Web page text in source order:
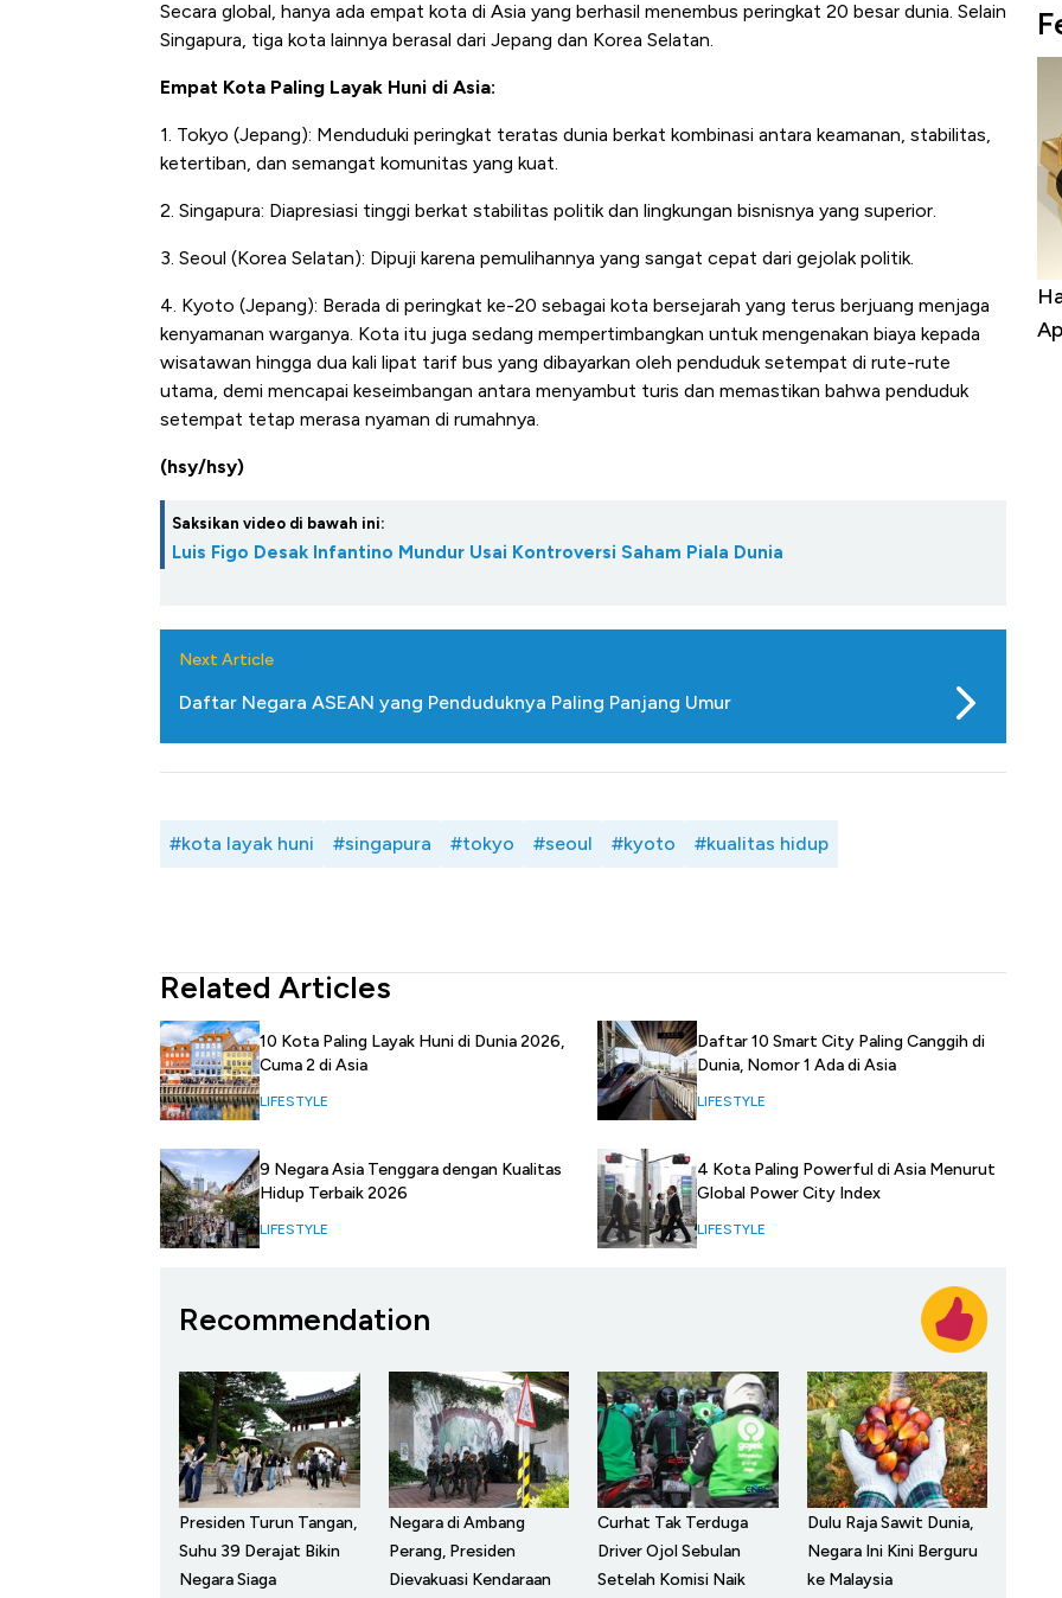
Secara global, hanya ada empat kota di Asia yang berhasil menembus peringkat 20 besar dunia. Selain
Singapura, tiga kota lainnya berasal dari Jepang dan Korea Selatan.
Empat Kota Paling Layak Huni di Asia:
1. Tokyo (Jepang): Menduduki peringkat teratas dunia berkat kombinasi antara keamanan, stabilitas,
ketertiban, dan semangat komunitas yang kuat.
2. Singapura: Diapresiasi tinggi berkat stabilitas politik dan lingkungan bisnisnya yang superior.
3. Seoul (Korea Selatan): Dipuji karena pemulihannya yang sangat cepat dari gejolak politik.
4. Kyoto (Jepang): Berada di peringkat ke-20 sebagai kota bersejarah yang terus berjuang menjaga
kenyamanan warganya. Kota itu juga sedang mempertimbangkan untuk mengenakan biaya kepada
wisatawan hingga dua kali lipat tarif bus yang dibayarkan oleh penduduk setempat di rute-rute
utama, demi mencapai keseimbangan antara menyambut turis dan memastikan bahwa penduduk
setempat tetap merasa nyaman di rumahnya.
(hsy/hsy)
Saksikan video di bawah ini:
Luis Figo Desak Infantino Mundur Usai Kontroversi Saham Piala Dunia
Next Article
Daftar Negara ASEAN yang Penduduknya Paling Panjang Umur
#kota layak huni #singapura #tokyo #seoul #kyoto #kualitas hidup
Related Articles
10 Kota Paling Layak Huni di Dunia 2026,
Cuma 2 di Asia
LIFESTYLE
9 Negara Asia Tenggara dengan Kualitas
Hidup Terbaik 2026
LIFESTYLE
Daftar 10 Smart City Paling Canggih di
Dunia, Nomor 1 Ada di Asia
LIFESTYLE
4 Kota Paling Powerful di Asia Menurut
Global Power City Index
LIFESTYLE
Recommendation
Presiden Turun Tangan,
Suhu 39 Derajat Bikin
Negara Siaga
Negara di Ambang
Perang, Presiden
Dievakuasi Kendaraan
Curhat Tak Terduga
Driver Ojol Sebulan
Setelah Komisi Naik
Dulu Raja Sawit Dunia,
Negara Ini Kini Berguru
ke Malaysia
Ini Kekuatan Uang Embraer Kuasai
Langit Dunia, Pembunuh Boeing-Airbus?
Harga Batu Bara Bangkit, Ada Kabar
Baik Buat Pengusaha RI